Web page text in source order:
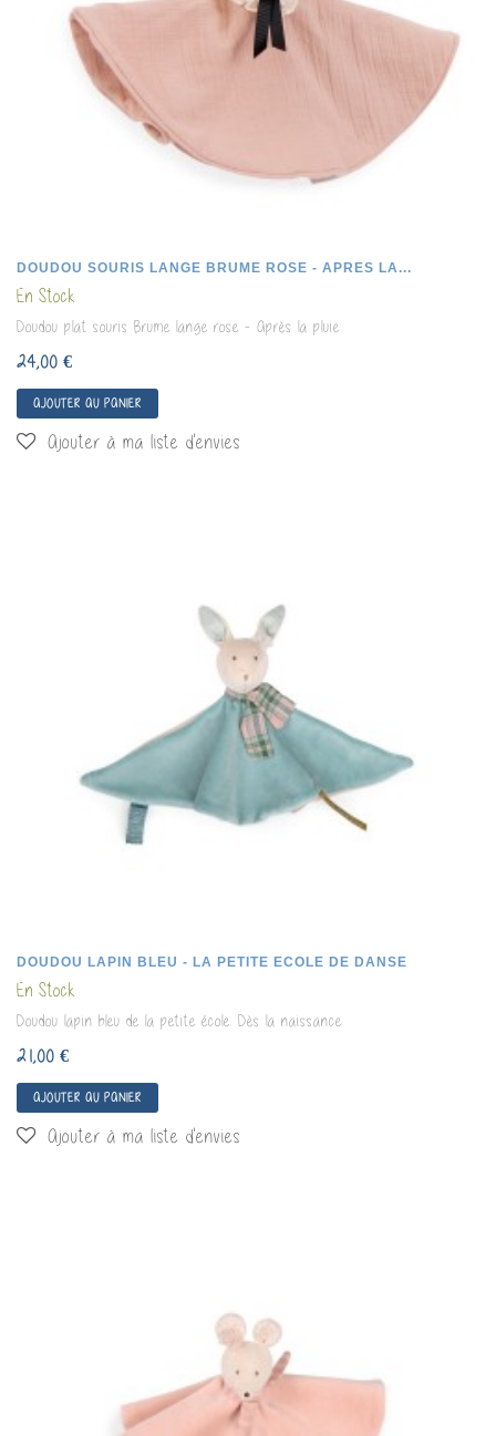
DOUDOU SOURIS LANGE BRUME ROSE - APRES LA...
En Stock
Doudou plat souris Brume lange rose - Après la pluie
24,00 €
AJOUTER AU PANIER
Ajouter à ma liste d'envies
DOUDOU LAPIN BLEU - LA PETITE ECOLE DE DANSE
En Stock
Doudou lapin bleu de la petite école. Dès la naissance
21,00 €
AJOUTER AU PANIER
Ajouter à ma liste d'envies